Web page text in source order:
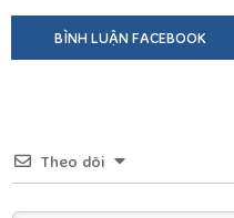
BÌNH LUẬN FACEBOOK
Theo dõi